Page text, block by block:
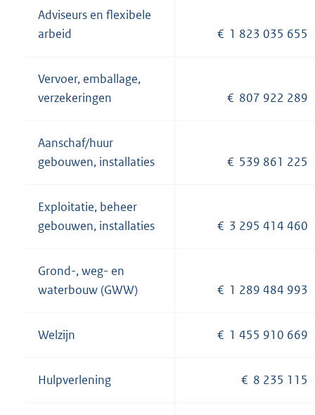
Adviseurs en flexibele
arbeid
€ 1 823 035 655
Vervoer, emballage,
verzekeringen
€ 807 922 289
Aanschaf/huur
gebouwen, installaties
€ 539 861 225
Exploitatie, beheer
gebouwen, installaties
€ 3 295 414 460
Grond-, weg- en
waterbouw (GWW)
€ 1 289 484 993
Welzijn € 1 455 910 669
Hulpverlening € 8 235 115